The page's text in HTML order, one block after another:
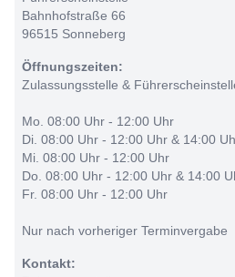
Bahnhofstraße 66
96515 Sonneberg
Öffnungszeiten:
Zulassungsstelle &
Mo. 08:00 Uhr - 12:00 Uhr
Di. 08:00 Uhr - 12:00 Uhr & 14:00
Mi. 08:00 Uhr - 12:00 Uhr
Do. 08:00 Uhr - 12:00 Uhr & 14:00
Fr. 08:00 Uhr - 12:00 Uhr
Nur nach vorheriger Terminvergabe
Kontakt: